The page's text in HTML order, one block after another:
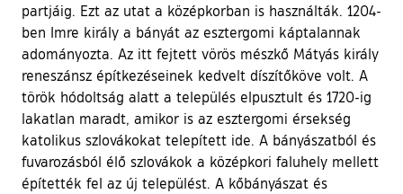
partjáig. Ezt az utat a középkorban is használták. 1204-
ben Imre király a bányát az esztergomi káptalannak
adományozta. Az itt fejtett vörös mészkő Mátyás király
reneszánsz építkezéseinek kedvelt díszítőköve volt. A
török hódoltság alatt a település elpusztult és 1720-ig
lakatlan maradt, amikor is az esztergomi érsekség
katolikus szlovákokat telepített ide. A bányászatból és
fuvarozásból élő szlovákok a középkori faluhely mellett
építették fel az új települést. A kőbányászat és